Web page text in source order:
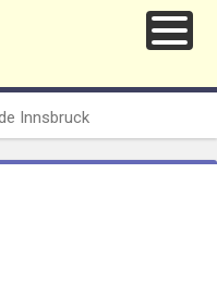
Innsbruck